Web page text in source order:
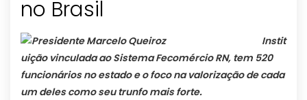
Instit
uição vinculada ao Sistema Fecomércio RN, tem 520
funcionários no estado e o foco na valorização de cada
um deles como seu trunfo mais forte.